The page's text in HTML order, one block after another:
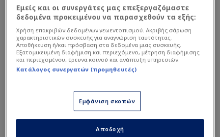
και εξαιρετικά συμβόλαια, είτε στην Ευρώπη
είτε στις ΗΠΑ. Ωστόσο, ο Τσίμα Μονέκε αφήνει
ανοικτό ένα εναλλακτικό σενάριο... έκπληξη,
εκτιμώντας ότι το καλύτερο για Μοντέρο και
Μπαντιό είναι να παραμείνουν στη Βαλένθια!
Διαβάστε επίσης...
Η «απάντηση» του Μοντέρο
στον Ναν με τον ίδιο...
άσεμνο τρόπο! (vid)
Εμείς και οι συνεργάτες μας επεξεργαζόμαστε
δεδομένα προκειμένου να παρασχεθούν τα εξής:
Χρήση επακριβών δεδομένων γεωεντοπισμού. Ακριβής σάρωση
χαρακτηριστικών συσκευής για αναγνώριση ταυτότητας.
Αποθήκευση ή/και πρόσβαση στα δεδομένα μιας συσκευής.
Εξατομικευμένη διαφήμιση και περιεχόμενο, μέτρηση διαφήμισης
και περιεχομένου, έρευνα κοινού και ανάπτυξη υπηρεσιών.
Κατάλογος συνεργατών (προμηθευτές)
Εμφάνιση σκοπών
Αποδοχή